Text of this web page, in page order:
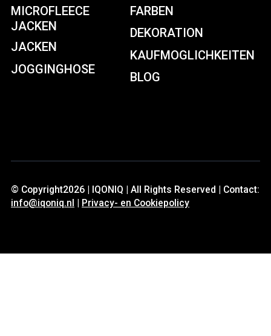
MICROFLEECE
JACKEN
JACKEN
JOGGINGHOSE
FARBEN
DEKORATION
KAUFMOGLICHKEITEN
BLOG
© Copyright2026 | IQONIQ | All Rights Reserved | Contact:
info@iqoniq.nl
Privacy- en Cookiepolicy